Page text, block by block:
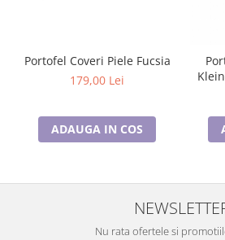
Portofel Coveri Piele Fucsia
179,00 Lei
ADAUGA IN COS
piele
Nu rata ofertele si